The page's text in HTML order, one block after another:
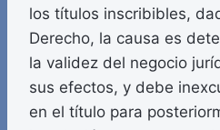
los títulos inscribibles,
Derecho, la causa es
la validez del negocio
sus efectos, y debe
en el título para